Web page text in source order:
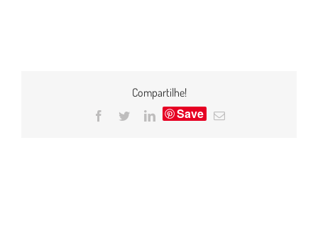
Compartilhe!
Facebook
TwitterLinkedIn
Save
E-